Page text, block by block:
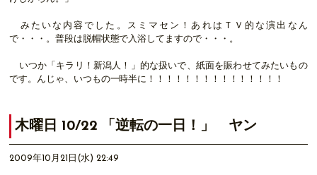
みたいな内容でした。スミマセン！あれはＴＶ的な演出なん
で・・・。普段は脱帽状態で入浴してますので・・・。
いつか「キラリ！新潟人！」的な扱いで、紙面を賑わせてみたいもの
です。んじゃ、いつもの一時半に！！！！！！！！！！！！！！！
木曜日 10/22 「逆転の一日！」 ヤン
2009年10月21日(水) 22:49